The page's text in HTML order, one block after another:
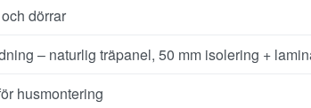
dörrar
– naturlig träpanel, 50 mm isolering +
husmontering